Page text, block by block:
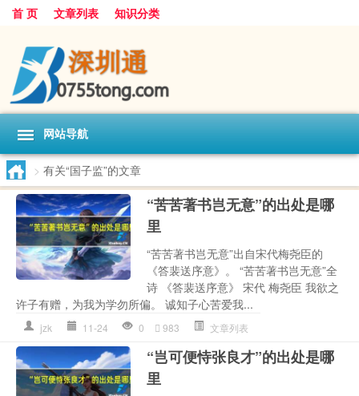
首 页 文章列表 知识分类
网站导航
> 有关“国子监”的文章
“苦苦著书岂无意”的出处是哪
里
“苦苦著书岂无意”出自宋代梅尧臣的
《答裴送序意》。 “苦苦著书岂无意”全
诗 《答裴送序意》 宋代 梅尧臣 我欲之
许子有赠，为我为学勿所偏。 诚知子心苦爱我...
jzk 11-24 0 983 文章列表
“岂可便恃张良才”的出处是哪
里